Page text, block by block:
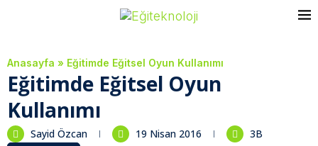
Anasayfa » Eğitimde Eğitsel Oyun Kullanımı
Eğitimde Eğitsel Oyun
Kullanımı
Sayid Özcan 19 Nisan 2016 3B